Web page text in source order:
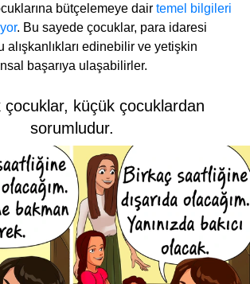
bütçelemeye dair temel bilgileri
. Bu sayede çocuklar, para idaresi
alışkanlıkları edinebilir ve yetişkin
başarıya ulaşabilirler.
çocuklar, küçük çocuklardan
sorumludur.